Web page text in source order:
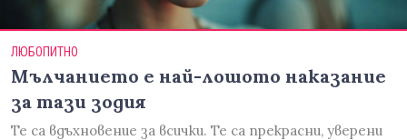
ЛЮБОПИТНО
Мълчанието е най-лошото наказание
за тази зодия
Те са вдъхновение за всички. Те са прекрасни, уверени